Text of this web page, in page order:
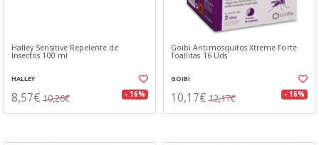
Halley Sensitive Repelente de
Insectos 100 ml
HALLEY
8,57€ 10,26€ - 16%
Goibi Antimosquitos Xtreme Forte
Toallitas 16 Uds
GOIBI
10,17€ 12,17€ - 16%